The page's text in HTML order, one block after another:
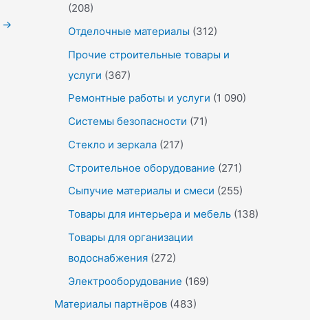
→
(208)
Отделочные материалы (312)
Прочие строительные товары и
услуги (367)
Ремонтные работы и услуги (1 090)
Системы безопасности (71)
Стекло и зеркала (217)
Строительное оборудование (271)
Сыпучие материалы и смеси (255)
Товары для интерьера и мебель (138)
Товары для организации
водоснабжения (272)
Электрооборудование (169)
Материалы партнёров (483)